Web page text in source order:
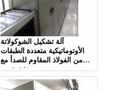
آلة تشكيل الشوكولاتة
الأوتوماتيكية متعددة الطبقات
من الفولاذ المقاوم للصدأ مع
نفق تبريد